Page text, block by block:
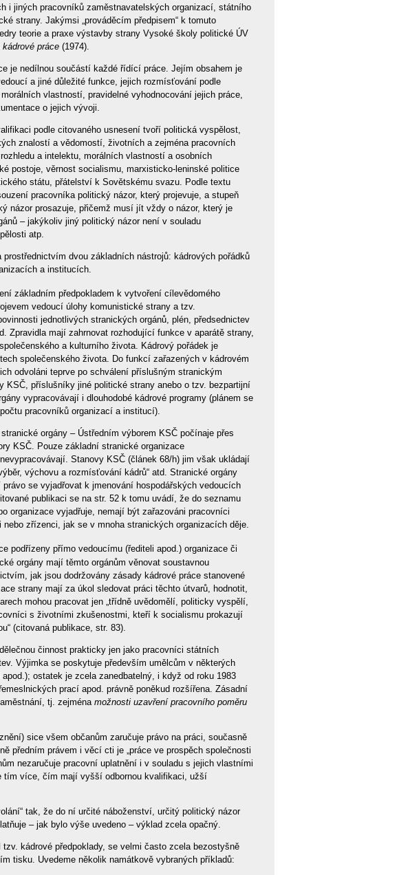
i jiných pracovníků zaměstnavatelských organizací, státního
strany. Jakýmsi „prováděcím předpisem“ k tomuto
teorie a praxe výstavby strany Vysoké školy politické ÚV
práce (1974).
je nedílnou součástí každé řídící práce. Jejím obsahem je
a jiné důležité funkce, jejich rozmísťování podle
vlastností, pravidelné vyhodnocování jejich práce,
o jejich vývoji.
podle citovaného usnesení tvoří politická vyspělost,
znalostí a vědomostí, životních a zejména pracovních
a intelektu, morálních vlastností a osobních
postoje, věrnost socialismu, marxisticko-leninské politice
státu, přátelství k Sovětskému svazu. Podle textu
pracovníka politický názor, který projevuje, a stupeň
názor prosazuje, přičemž musí jít vždy o názor, který je
– jakýkoliv jiný politický názor není v souladu
atp.
dvou základních nástrojů: kádrových pořádků
a institucích.
základním předpokladem k vytvoření cílevědomého
vedoucí úlohy komunistické strany a tzv.
jednotlivých stranických orgánů, plén, předsednictev
Zpravidla mají zahrnovat rozhodující funkce v aparátě strany,
a kulturního života. Kádrový pořádek je
společenského života. Do funkcí zařazených v kádrovém
odvoláni teprve po schválení příslušným stranickým
KSČ, příslušníky jiné politické strany anebo o tzv. bezpartijní
vypracovávají i dlouhodobé kádrové programy (plánem se
pracovníků organizací a institucí).
orgány – Ústředním výborem KSČ počínaje přes
KSČ. Pouze základní stranické organizace
Stanovy KSČ (článek 68/h) jim však ukládají
výchovu a rozmísťování kádrů“ atd. Stranické orgány
se vyjadřovat k jmenování hospodářských vedoucích
publikaci se na str. 52 k tomu uvádí, že do seznamu
organizace vyjadřuje, nemají být zařazováni pracovníci
zřízenci, jak se v mnoha stranických organizacích děje.
podřízeny přímo vedoucímu (řediteli apod.) organizace či
orgány mají těmto orgánům věnovat soustavnou
jak jsou dodržovány zásady kádrové práce stanovené
strany mají za úkol sledovat práci těchto útvarů, hodnotit,
mohou pracovat jen „třídně uvědomělí, politicky vyspělí,
s životními zkušenostmi, kteří k socialismu prokazují
(citovaná publikace, str. 83).
činnost prakticky jen jako pracovníci státních
Výjimka se poskytuje především umělcům v některých
ostatek je zcela zanedbatelný, i když od roku 1983
prací apod. právně poněkud rozšířena. Zásadní
tj. zejména možnosti uzavření pracovního poměru
sice všem občanům zaručuje právo na práci, současně
předním právem i věcí cti je „práce ve prospěch společnosti
nezaručuje pracovní uplatnění i v souladu s jejich vlastními
tím více, čím mají vyšší odbornou kvalifikaci, užší
tak, že do ní určité náboženství, určitý politický názor
– jak bylo výše uvedeno – výklad zcela opačný.
kádrové předpoklady, se velmi často zcela bezostyšně
tisku. Uvedeme několik namátkově vybraných příkladů: